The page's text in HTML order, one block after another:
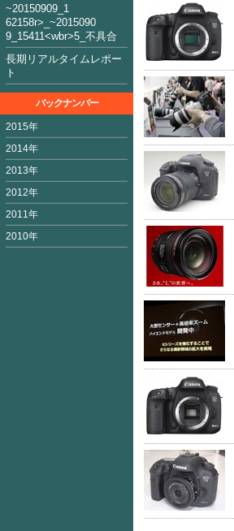
~20150909_1
62158r>_~2015090
9_15411<wbr>5_不具合
長期リアルタイムレポー
ト
バックナンバー
2015年
2014年
2013年
2012年
2011年
2010年